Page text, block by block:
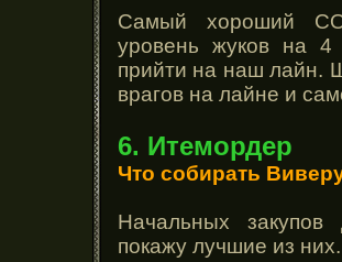
Самый хороший
уровень жуков на 4
прийти на наш лайн.
врагов на лайне и
6. Итемордер
Что собирать
Начальных
покажу лучшие из них.